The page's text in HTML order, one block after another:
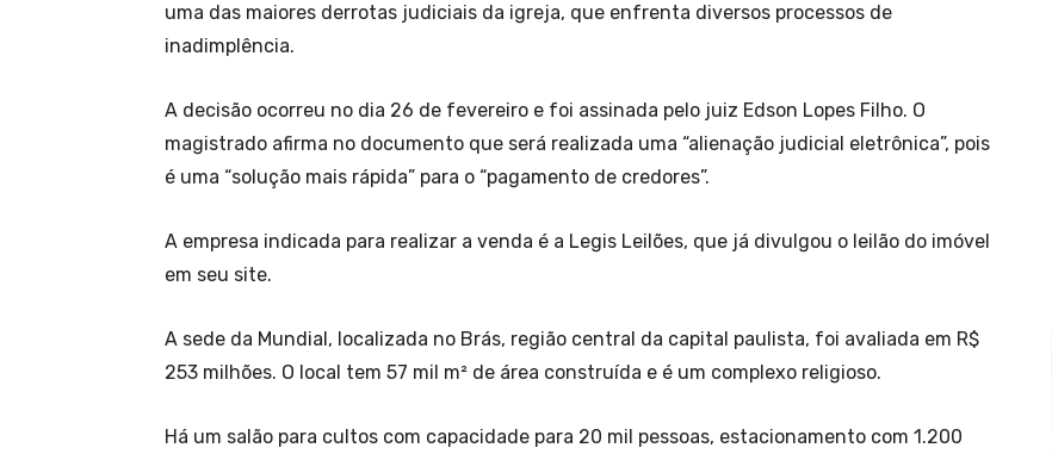
uma das maiores derrotas judiciais da igreja, que enfrenta diversos processos de
inadimplência.
A decisão ocorreu no dia 26 de fevereiro e foi assinada pelo juiz Edson Lopes Filho. O
magistrado afirma no documento que será realizada uma “alienação judicial eletrônica”, pois
é uma “solução mais rápida” para o “pagamento de credores”.
A empresa indicada para realizar a venda é a Legis Leilões, que já divulgou o leilão do imóvel
em seu site.
A sede da Mundial, localizada no Brás, região central da capital paulista, foi avaliada em R$
253 milhões. O local tem 57 mil m² de área construída e é um complexo religioso.
Há um salão para cultos com capacidade para 20 mil pessoas, estacionamento com 1.200